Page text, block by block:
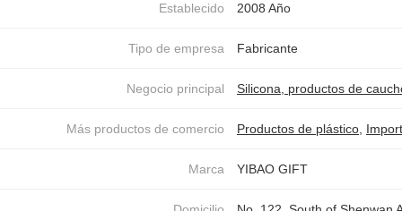
Establecido 2008 Año
Tipo de empresa Fabricante
Negocio principal Silicona, productos de
Más productos de comercio Productos de plástico
Marca YIBAO GIFT